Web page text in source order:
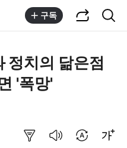
구독
정치의 닮은점
'폭망'